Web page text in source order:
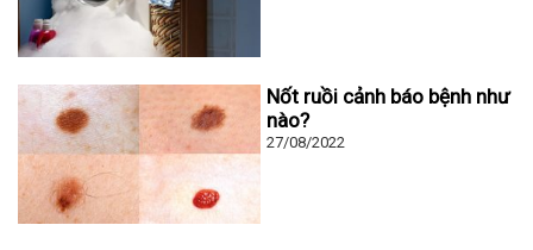
Nốt ruồi cảnh báo bệnh như
nào?
27/08/2022